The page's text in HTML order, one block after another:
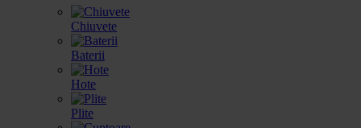
Chiuvete
Baterii
Hote
Plite